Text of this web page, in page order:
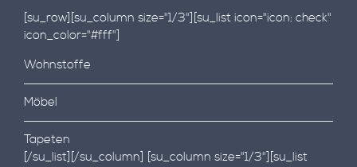
[su_row][su_column size="1/3"][su_list icon="icon: check"
icon_color="#fff"]
Wohnstoffe
Möbel
Tapeten
[/su_list][/su_column] [su_column size="1/3"][su_list